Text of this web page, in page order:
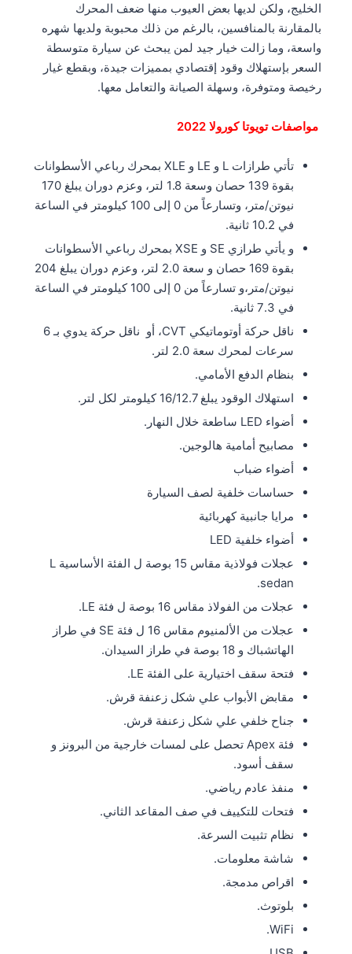
الخليج، ولكن لديها بعض العيوب منها ضعف المحرك
بالمقارنة بالمنافسين، بالرغم من ذلك محبوبة ولديها شهره
واسعة، وما زالت خيار جيد لمن يبحث عن سيارة متوسطة
السعر بإستهلاك وقود إقتصادي بمميزات جيدة، وبقطع غيار
رخيصة ومتوفرة، وسهلة الصيانة والتعامل معها.
مواصفات تويوتا كورولا 2022
تأتي طرازات L و LE و XLE بمحرك رباعي الأسطوانات
بقوة 139 حصان وسعة 1.8 لتر، وعزم دوران يبلغ 170
نيوتن/متر، وتسارعاً من 0 إلى 100 كيلومتر في الساعة
في 10.2 ثانية.
و يأتي طرازي SE و XSE بمحرك رباعي الأسطوانات
بقوة 169 حصان و سعة 2.0 لتر، وعزم دوران يبلغ 204
نيوتن/متر،و تسارعاً من 0 إلى 100 كيلومتر في الساعة
في 7.3 ثانية.
ناقل حركة أوتوماتيكي CVT، أو ناقل حركة يدوي بـ 6
سرعات لمحرك سعة 2.0 لتر.
بنظام الدفع الأمامي.
استهلاك الوقود يبلغ 16/12.7 كيلومتر لكل لتر.
أضواء LED ساطعة خلال النهار.
مصابيح أمامية هالوجين.
أضواء ضباب
حساسات خلفية لصف السيارة
مرايا جانبية كهربائية
أضواء خلفية LED
عجلات فولاذية مقاس 15 بوصة ل الفئة الأساسية L
sedan.
عجلات من الفولاذ مقاس 16 بوصة ل فئة LE.
عجلات من الألمنيوم مقاس 16 ل فئة SE في طراز
الهاتشباك و 18 بوصة في طراز السيدان.
فتحة سقف اختيارية على الفئة LE.
مقابض الأبواب علي شكل زعنفة قرش.
جناح خلفي علي شكل زعنفة قرش.
فئة Apex تحصل على لمسات خارجية من البرونز و
سقف أسود.
منفذ عادم رياضي.
فتحات للتكييف في صف المقاعد الثاني.
نظام تثبيت السرعة.
شاشة معلومات.
اقراص مدمجة.
بلوتوث.
WiFi.